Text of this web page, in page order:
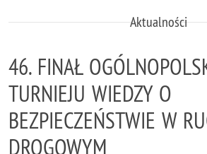
Aktualności
46. FINAŁ
TURNIEJU WIEDZY O
BEZPIECZEŃSTWIE W
DROGOWYM